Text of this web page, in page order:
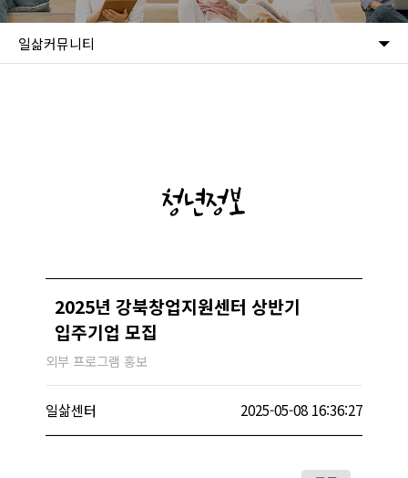
일삶커뮤니티
청년정보
2025년 강북창업지원센터 상반기
입주기업 모집
외부 프로그램 홍보
일삶센터 2025-05-08 16:36:27